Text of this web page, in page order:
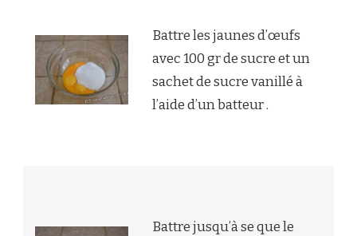
Battre les jaunes d’œufs
avec 100 gr de sucre et un
sachet de sucre vanillé à
l’aide d’un batteur .
Battre jusqu’à se que le